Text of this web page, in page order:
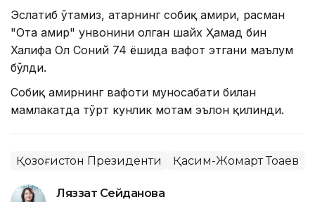
Эслатиб ўтамиз, Қатарнинг собиқ амири, расман
"Ота амир" унвонини олган шайх Ҳамад бин
Халифа Ол Соний 74 ёшида вафот этгани маълум
бўлди.
Собиқ амирнинг вафоти муносабати билан
мамлакатда тўрт кунлик мотам эълон қилинди.
Қозоғистон Президенти Қасим-Жомарт Тоқаев
Ляззат Сейданова